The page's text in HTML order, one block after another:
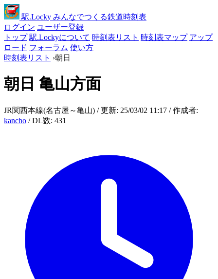
駅.Locky みんなでつくる鉄道時刻表
ログイン ユーザー登録
トップ 駅.Lockyについて 時刻表リスト 時刻表マップ アップ
ロード フォーラム 使い方
時刻表リスト ›朝日
朝日 亀山方面
JR関西本線(名古屋～亀山) / 更新: 25/03/02 11:17 / 作成者:
kancho / DL数: 431